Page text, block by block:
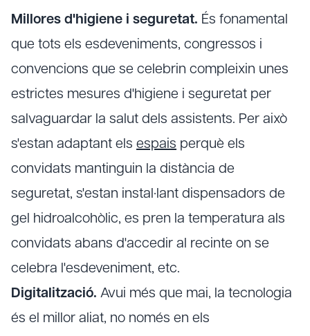
Millores d'higiene i seguretat. És fonamental
que tots els esdeveniments, congressos i
convencions que se celebrin compleixin unes
estrictes mesures d'higiene i seguretat per
salvaguardar la salut dels assistents. Per això
s'estan adaptant els espais perquè els
convidats mantinguin la distància de
seguretat, s'estan instal·lant dispensadors de
gel hidroalcohòlic, es pren la temperatura als
convidats abans d'accedir al recinte on se
celebra l'esdeveniment, etc.
Digitalització. Avui més que mai, la tecnologia
és el millor aliat, no només en els